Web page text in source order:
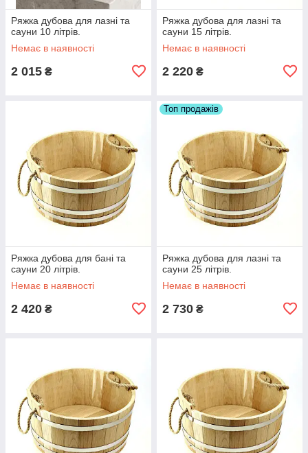
Ряжка дубова для лазні та
сауни 10 літрів.
Немає в наявності
2 015 ₴
Ряжка дубова для лазні та
сауни 15 літрів.
Немає в наявності
2 220 ₴
Ряжка дубова для бані та
сауни 20 літрів.
Немає в наявності
2 420 ₴
Топ продажів
Ряжка дубова для лазні та
сауни 25 літрів.
Немає в наявності
2 730 ₴